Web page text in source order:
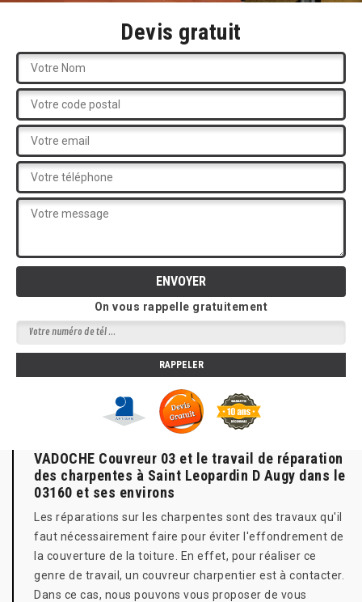
Devis gratuit
On vous rappelle gratuitement
VADOCHE Couvreur 03 et le travail de réparation
des charpentes à Saint Leopardin D Augy dans le
03160 et ses environs
Les réparations sur les charpentes sont des travaux qu'il
faut nécessairement faire pour éviter l'effondrement de
la couverture de la toiture. En effet, pour réaliser ce
genre de travail, un couvreur charpentier est à contacter.
Dans ce cas, nous pouvons vous proposer de vous